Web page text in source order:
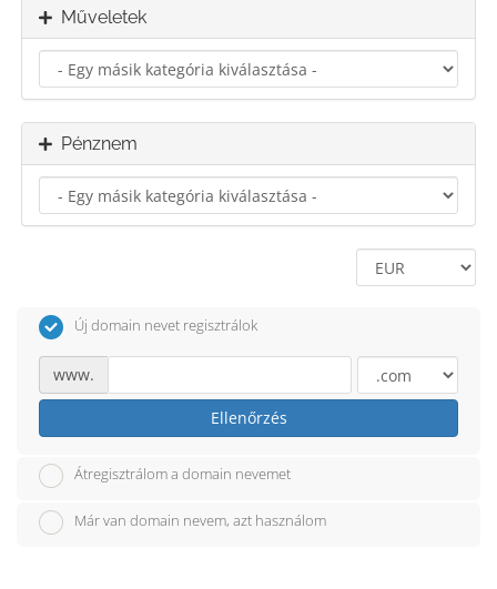
Műveletek
Pénznem
Új domain nevet regisztrálok
www.
Ellenőrzés
Átregisztrálom a domain nevemet
Már van domain nevem, azt használom